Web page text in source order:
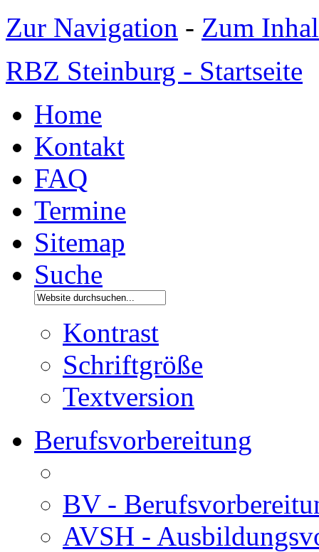
Zur Navigation - Zum
RBZ Steinburg - Startseite
Home
Kontakt
FAQ
Termine
Sitemap
Suche
Kontrast
Schriftgröße
Textversion
Berufsvorbereitung
BV -
AVSH -